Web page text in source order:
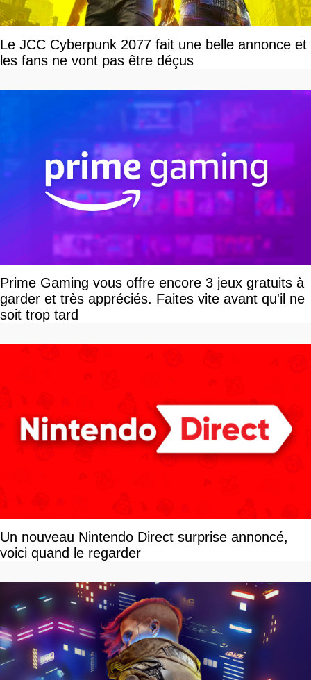
Le JCC Cyberpunk 2077 fait une belle annonce et
les fans ne vont pas être déçus
Prime Gaming vous offre encore 3 jeux gratuits à
garder et très appréciés. Faites vite avant qu'il ne
soit trop tard
Un nouveau Nintendo Direct surprise annoncé,
voici quand le regarder